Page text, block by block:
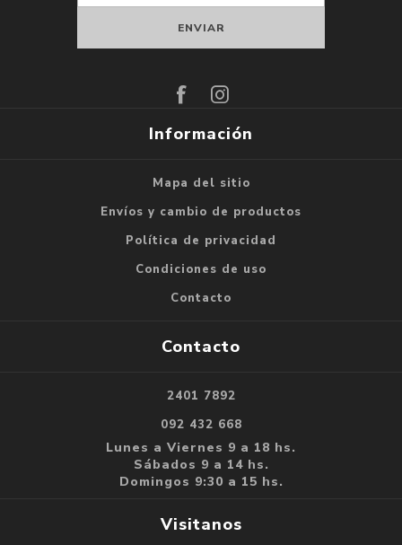
Información
Mapa del sitio
Envíos y cambio de productos
Política de privacidad
Condiciones de uso
Contacto
Contacto
2401 7892
092 432 668
Lunes a Viernes 9 a 18 hs.
Sábados 9 a 14 hs.
Domingos 9:30 a 15 hs.
Visitanos